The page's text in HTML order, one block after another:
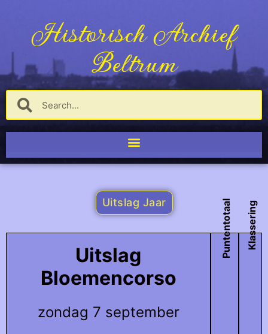
Historisch Archief
Beltrum
Uitslag Jaar
Uitslag
Bloemencorso
zondag 7 september
Puntentotaal Klassering